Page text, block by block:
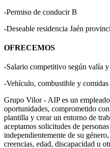
-Permiso de conducir B
-Deseable residencia Jaén
OFRECEMOS
-Salario competitivo según valía
-Vehículo, combustible y comidas
Grupo Vilor - AIP es un
oportunidades, comprometido
plantilla y crear un entorno de
aceptamos solicitudes de
independientemente de su
creencias, edad, discapacidad u